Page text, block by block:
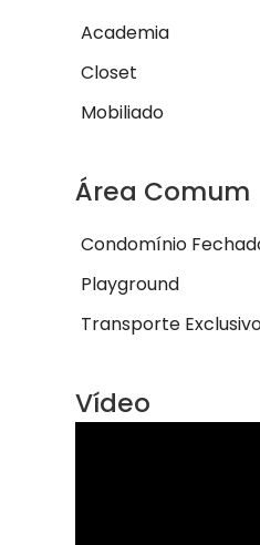
Academia
Closet
Mobiliado
Área Comum
Condomínio
Playground
Transporte
Vídeo